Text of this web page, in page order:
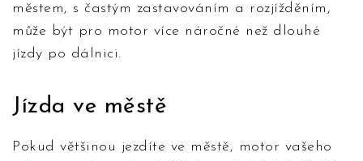
městem, s častým zastavováním a rozjížděním,
může být pro motor více náročné než dlouhé
jízdy po dálnici.
Jízda ve městě
Pokud většinou jezdíte ve městě, motor vašeho